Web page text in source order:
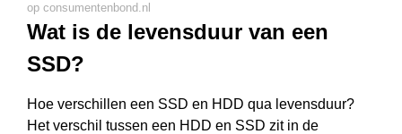
op consumentenbond.nl
Wat is de levensduur van een
SSD?
Hoe verschillen een SSD en HDD qua levensduur?
Het verschil tussen een HDD en SSD zit in de